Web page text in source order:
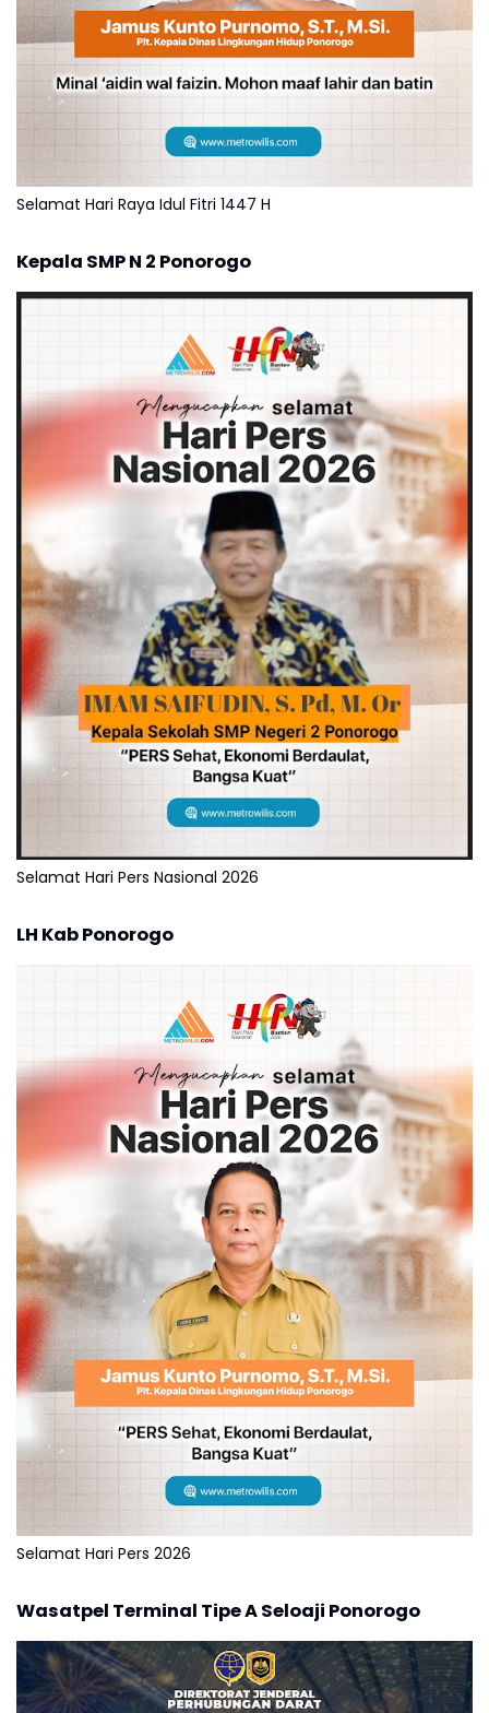
Selamat Hari Raya Idul Fitri 1447 H
Kepala SMP N 2 Ponorogo
Selamat Hari Pers Nasional 2026
LH Kab Ponorogo
Selamat Hari Pers 2026
Wasatpel Terminal Tipe A Seloaji Ponorogo